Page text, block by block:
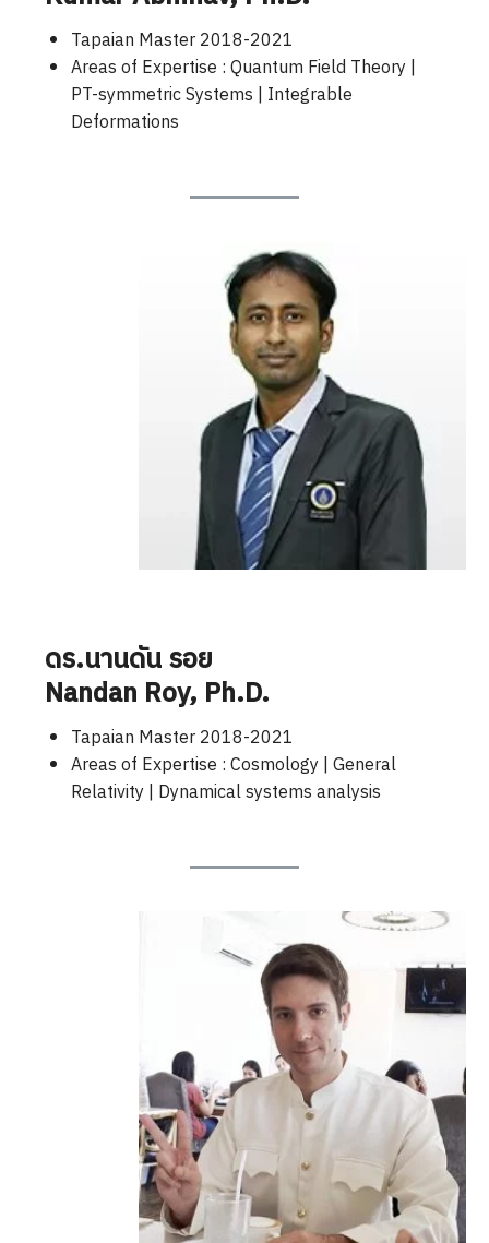
Tapaian Master 2018-2021
Areas of Expertise : Quantum Field Theory |
PT-symmetric Systems | Integrable
Deformations
ดร.นานดัน รอย
Nandan Roy, Ph.D.
Tapaian Master 2018-2021
Areas of Expertise : Cosmology | General
Relativity | Dynamical systems analysis